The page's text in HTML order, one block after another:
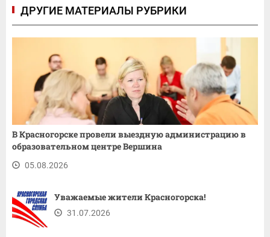
ДРУГИЕ МАТЕРИАЛЫ РУБРИКИ
В Красногорске провели выездную администрацию в
образовательном центре Вершина
05.08.2026
Уважаемые жители Красногорска!
31.07.2026